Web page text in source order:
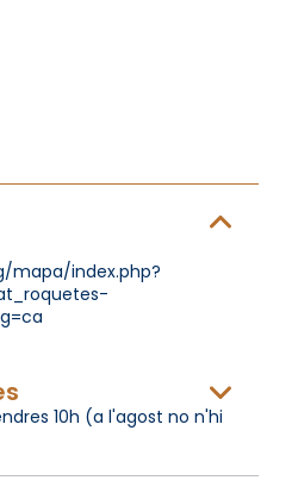
mapa/index.php?
10h (a l'agost no n'hi